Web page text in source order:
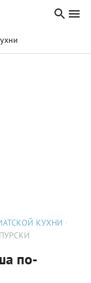
КУХНИ
по-